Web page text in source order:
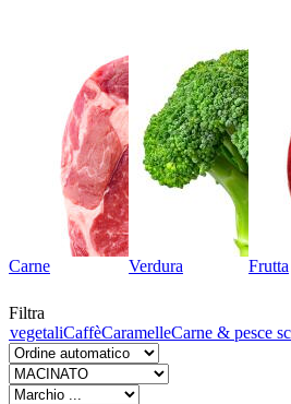
Carne Verdura Frutta
Filtra
vegetaliCaffèCaramelleCarne & pesce